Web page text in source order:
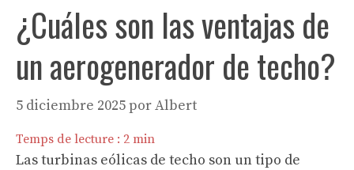
¿Cuáles son las ventajas de
un aerogenerador de techo?
5 diciembre 2025porAlbert
Temps de lecture : 2 min
Las turbinas eólicas de techo son un tipo de